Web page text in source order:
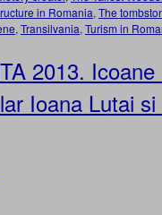
in Romania, The
, Transilvania, Turism in
2013.
Ioana Lutai